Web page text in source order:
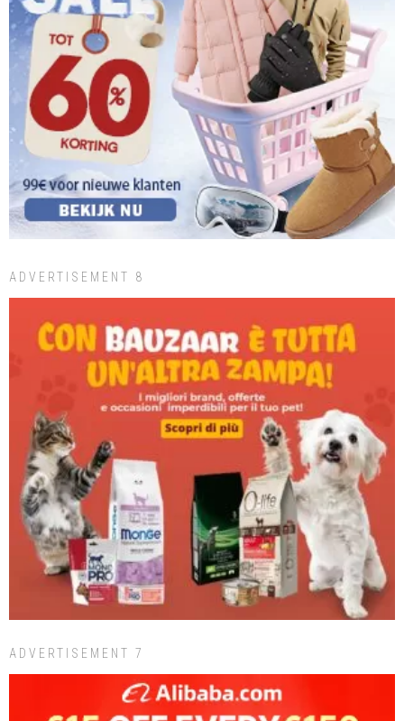
ADVERTISEMENT 8
ADVERTISEMENT 7